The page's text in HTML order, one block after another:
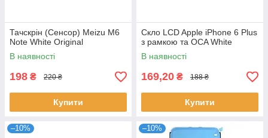
Тачскрін (Сенсор) Meizu M6
Note White Original
В наявності
198 ₴ 220 ₴
Купити
Скло LCD Apple iPhone 6 Plus
з рамкою та OCA White
В наявності
169,20 ₴ 188 ₴
Купити
–10% –10%